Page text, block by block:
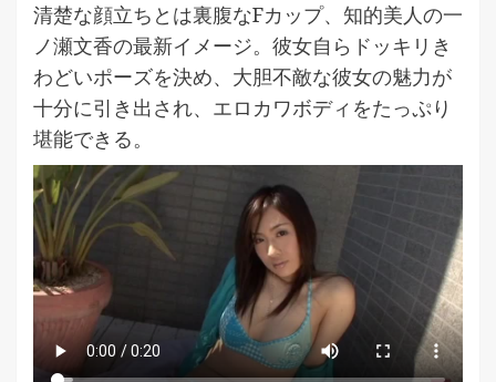
清楚な顔立ちとは裏腹なFカップ、知的美人の一
ノ瀬文香の最新イメージ。彼女自らドッキリき
わどいポーズを決め、大胆不敵な彼女の魅力が
十分に引き出され、エロカワボディをたっぷり
堪能できる。